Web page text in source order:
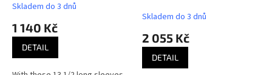
Průměrné
produktu
Skladem do 3 dnů
1 140 Kč
DETAIL
Skladem do 3 dnů
2 055 Kč
DETAIL